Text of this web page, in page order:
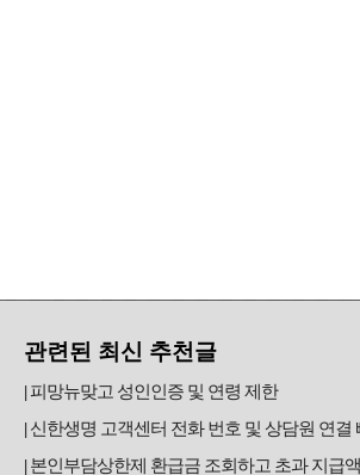
관련된 최신 추천글
피망뉴맞고 성인인증 및 연령 제한
신한생명 고객센터 전화 번호 및 상담원 연결
본인부담상한제 환급금 조회하고 초과 지급액